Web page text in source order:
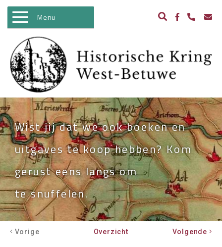
Menu
WELKOM
ACTIVITEITEN
NIEUWS
BIBLIOTHEEK
ARCHEOLOGIE
HISTORIE
BEELDBANK
KASTELEN IN WEST BETUWE
WO II
OVER HKWB
Wist jij dat we ook boeken en
uitgaves te koop hebben? Kom
gerust eens langs om
te snuffelen.
Vorige Overzicht Volgende